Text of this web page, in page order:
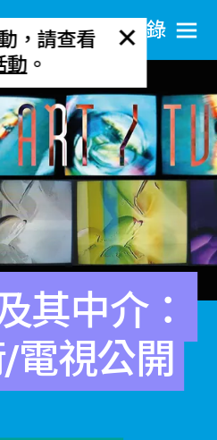
目​錄
，請查看
動 。
其中介：
電視公開